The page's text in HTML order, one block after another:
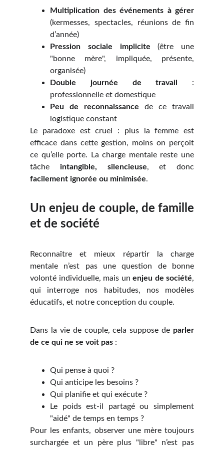
Multiplication des événements à gérer
(kermesses, spectacles, réunions de fin
d’année)
Pression sociale implicite (être une
"bonne mère", impliquée, présente,
organisée)
Double journée de travail
:
professionnelle et domestique
Peu de reconnaissance de ce travail
logistique constant
Le paradoxe est cruel : plus la femme est
efficace dans cette gestion, moins on perçoit
ce qu’elle porte. La charge mentale reste une
tâche intangible, silencieuse, et donc
facilement ignorée ou minimisée.
Un enjeu de couple, de famille
et de société
Reconnaître et mieux répartir la charge
mentale n’est pas une question de bonne
volonté individuelle, mais un enjeu de société,
qui interroge nos habitudes, nos modèles
éducatifs, et notre conception du couple.
Dans la vie de couple, cela suppose de parler
de ce qui ne se voit pas :
Qui pense à quoi ?
Qui anticipe les besoins ?
Qui planifie et qui exécute ?
Le poids est-il partagé ou simplement
"aidé" de temps en temps ?
Pour les enfants, observer une mère toujours
surchargée et un père plus "libre" n’est pas